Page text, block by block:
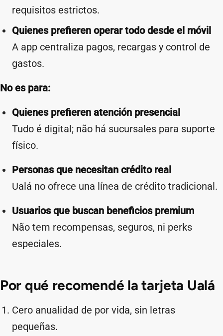
requisitos estrictos.
Quienes prefieren operar todo desde el móvil
A app centraliza pagos, recargas y control de
gastos.
No es para:
Quienes prefieren atención presencial
Tudo é digital; não há sucursales para suporte
físico.
Personas que necesitan crédito real
Ualá no ofrece una línea de crédito tradicional.
Usuarios que buscan beneficios premium
Não tem recompensas, seguros, ni perks
especiales.
Por qué recomendé la tarjeta Ualá
Cero anualidad de por vida, sin letras
pequeñas.